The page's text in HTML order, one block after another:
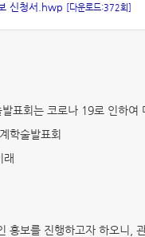
신청서.hwp [다운로드:372회]
표회는 코로나 19로 인하여
학술발표회
래
홍보를 진행하고자 하오니,